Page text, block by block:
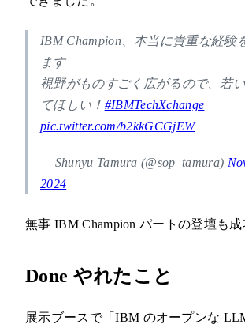
IBM Champion、本当に貴重な経験
ます
視野がものすごく広がるので、若
てほしい！ #IBMTechXchange
pic.twitter.com/b2kkGCGjEW
— Shunyu Tamura (@sop_tamura)
2024
無事 IBM Champion パートの登壇も成
Done やれたこと
展示ブースで「IBM のオープンな